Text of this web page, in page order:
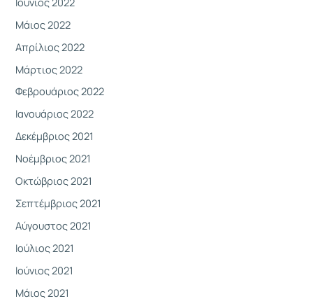
Μάιος 2022
Απρίλιος 2022
Μάρτιος 2022
Φεβρουάριος 2022
Ιανουάριος 2022
Δεκέμβριος 2021
Νοέμβριος 2021
Οκτώβριος 2021
Σεπτέμβριος 2021
Αύγουστος 2021
Ιούλιος 2021
Ιούνιος 2021
Μάιος 2021